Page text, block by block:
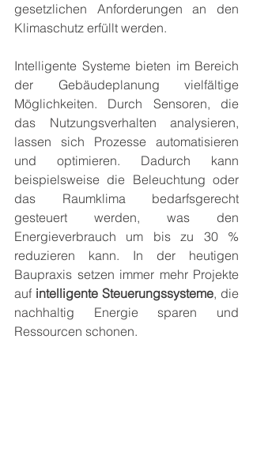
gesetzlichen Anforderungen an den
Klimaschutz erfüllt werden.
Intelligente Systeme bieten im Bereich
der Gebäudeplanung vielfältige
Möglichkeiten. Durch Sensoren, die
das Nutzungsverhalten analysieren,
lassen sich Prozesse automatisieren
und optimieren. Dadurch kann
beispielsweise die Beleuchtung oder
das Raumklima bedarfsgerecht
gesteuert werden, was den
Energieverbrauch um bis zu 30 %
reduzieren kann. In der heutigen
Baupraxis setzen immer mehr Projekte
auf intelligente Steuerungssysteme, die
nachhaltig Energie sparen und
Ressourcen schonen.